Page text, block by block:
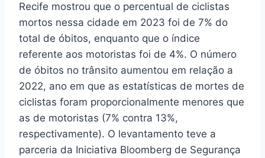
Recife mostrou que o percentual de ciclistas
mortos nessa cidade em 2023 foi de 7% do
total de óbitos, enquanto que o índice
referente aos motoristas foi de 4%. O número
de óbitos no trânsito aumentou em relação a
2022, ano em que as estatísticas de mortes de
ciclistas foram proporcionalmente menores que
as de motoristas (7% contra 13%,
respectivamente). O levantamento teve a
parceria da Iniciativa Bloomberg de Segurança